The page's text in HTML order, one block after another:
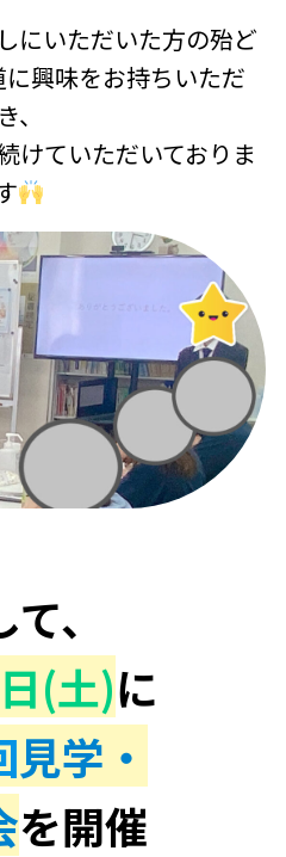
にいただいた方の殆ど
興味をお持ちいただ
き、
けていただいておりま
、
(土)に
見学・
を開催